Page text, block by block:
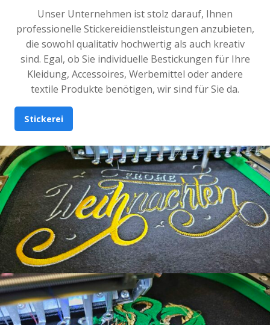
Unser Unternehmen ist stolz darauf, Ihnen
professionelle Stickereidienstleistungen anzubieten,
die sowohl qualitativ hochwertig als auch kreativ
sind. Egal, ob Sie individuelle Bestickungen für Ihre
Kleidung, Accessoires, Werbemittel oder andere
textile Produkte benötigen, wir sind für Sie da.
Stickerei